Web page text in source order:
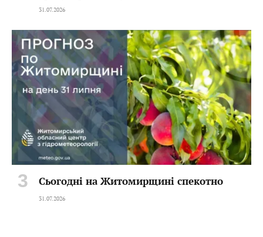
31.07.2026
Сьогодні на Житомирщині спекотно
31.07.2026